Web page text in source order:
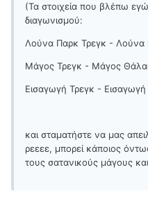
(Τα στοιχεία που βλέπω
διαγωνισμού:
Λούνα Παρκ Τρεγκ -
Μάγος Τρεγκ - Μάγος
Εισαγωγή Τρεγκ -
και σταματήστε να μας
ρεεεε, μπορεί κάποιος
τους σατανικούς μάγους